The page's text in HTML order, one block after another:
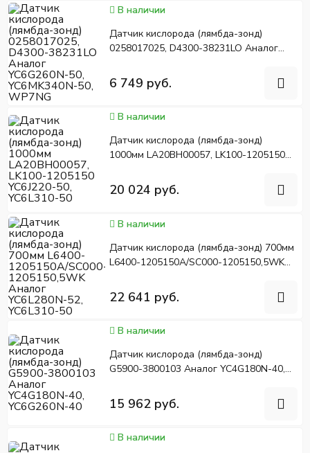
В наличии
Датчик кислорода (лямбда-зонд)
0258017025, D4300-38231LO Аналог
6 749 руб.
В наличии
Датчик кислорода (лямбда-зонд)
1000мм LA20BH00057, LK100-1205150
20 024 руб.
В наличии
Датчик кислорода (лямбда-зонд) 700мм
L6400-1205150A/SC000-1205150,5WK
22 641 руб.
В наличии
Датчик кислорода (лямбда-зонд)
G5900-3800103 Аналог YC4G180N-40,
15 962 руб.
В наличии